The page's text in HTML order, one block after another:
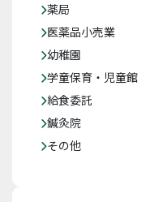
薬局
医薬品小売業
幼稚園
学童保育・児童館
給食委託
鍼灸院
その他